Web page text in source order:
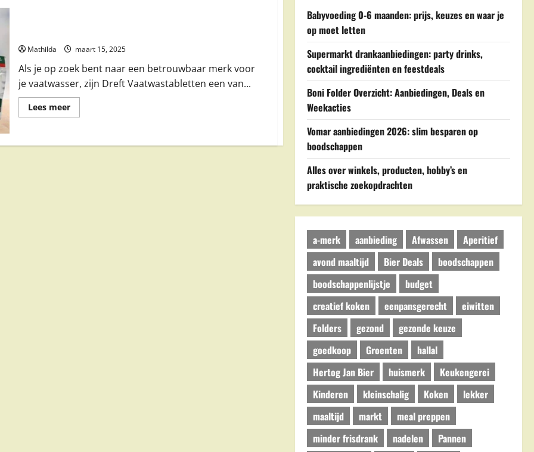
Mathilda maart 15, 2025
Als je op zoek bent naar een betrouwbaar merk voor
je vaatwasser, zijn Dreft Vaatwastabletten een van...
Lees meerLees
meer
voor
Babyvoeding 0-6 maanden: prijs, keuzes en waar je
op moet letten
Supermarkt drankaanbiedingen: party drinks,
cocktail ingrediënten en feestdeals
Boni Folder Overzicht: Aanbiedingen, Deals en
Weekacties
Vomar aanbiedingen 2026: slim besparen op
boodschappen
Alles over winkels, producten, hobby’s en
praktische zoekopdrachten
a-merk aanbieding Afwassen
Aperitief
avond maaltijd
Bier Deals
boodschappen
boodschappenlijstje
budget
creatief koken
eenpansgerecht
eiwitten
Folders
gezond
gezonde keuze
goedkoop
Groenten
hallal
Hertog Jan Bier
huismerk
Keukengerei
Kinderen
kleinschalig Koken
lekker
maaltijd
markt
meal preppen
minder frisdrank
nadelen
Pannen